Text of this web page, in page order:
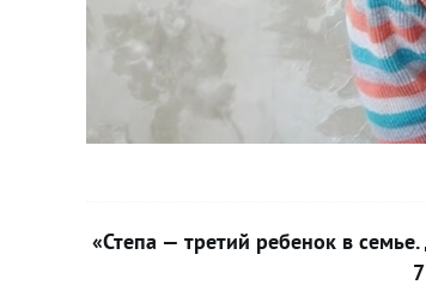
«Степа — третий ребенок в